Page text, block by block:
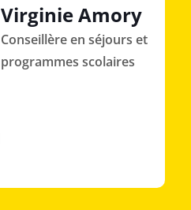
Virginie Amory
Conseillère en séjours et
programmes scolaires